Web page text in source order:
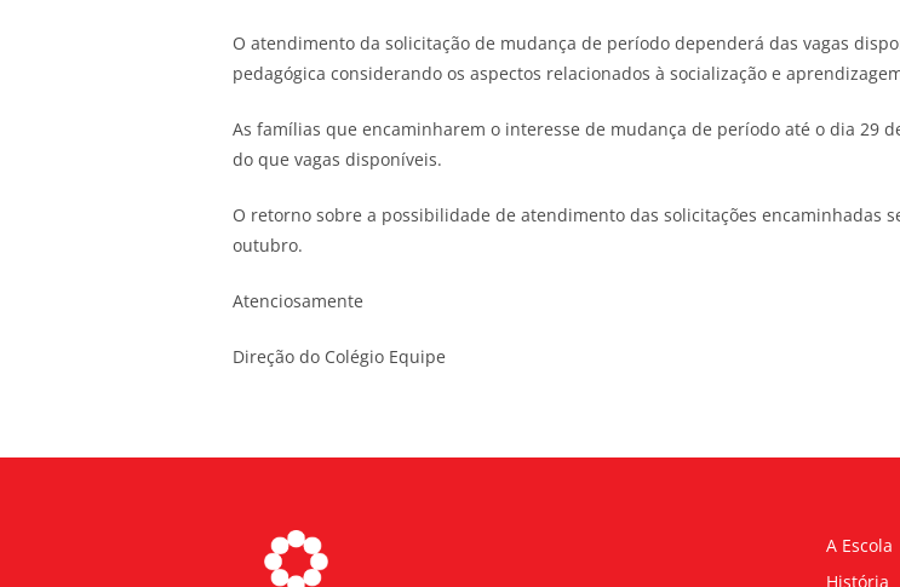
O atendimento da solicitação de mudança de período dependerá das vagas
pedagógica considerando os aspectos relacionados à socialização e
As famílias que encaminharem o interesse de mudança de período até o dia 29
do que vagas disponíveis.
O retorno sobre a possibilidade de atendimento das solicitações encaminhadas
outubro.
Atenciosamente
Direção do Colégio Equipe
A Escola
História